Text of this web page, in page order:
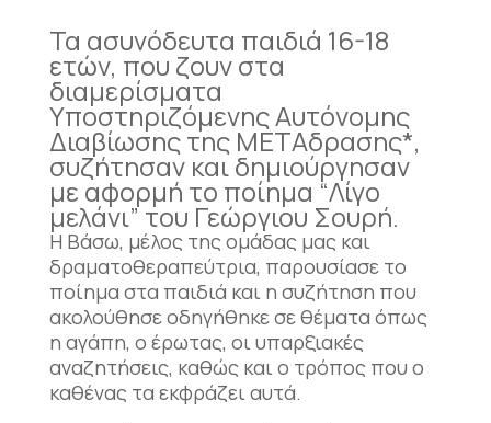
Τα ασυνόδευτα παιδιά 16-18
ετών, που ζουν στα
διαμερίσματα
Υποστηριζόμενης Αυτόνομης
Διαβίωσης της ΜΕΤΑδρασης*,
συζήτησαν και δημιούργησαν
με αφορμή το ποίημα “Λίγο
μελάνι” του Γεώργιου Σουρή.
Η Βάσω, μέλος της ομάδας μας και
δραματοθεραπεύτρια, παρουσίασε το
ποίημα στα παιδιά και η συζήτηση που
ακολούθησε οδηγήθηκε σε θέματα όπως
η αγάπη, ο έρωτας, οι υπαρξιακές
αναζητήσεις, καθώς και ο τρόπος που ο
καθένας τα εκφράζει αυτά.